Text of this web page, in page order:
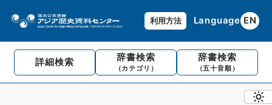
利用方法 Language EN
詳細検索 辞書検索
（カテゴリ）
辞書検索
（五十音順）